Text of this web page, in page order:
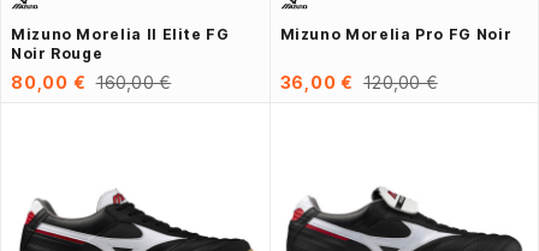
Mizuno Morelia II Elite FG
Noir Rouge
80,00 € 160,00 €
Mizuno Morelia Pro FG Noir
36,00 € 120,00 €